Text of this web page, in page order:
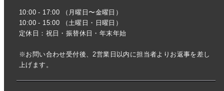
10:00 - 17:00 （月曜日〜金曜日）
10:00 - 15:00 （土曜日・日曜日）
定休日：祝日・振替休日・年末年始
※お問い合わせ受付後、2営業日以内に担当者よりお返事を差し
上げます。